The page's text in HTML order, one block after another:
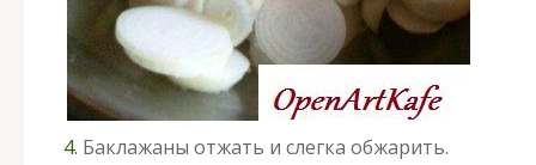
4. Баклажаны отжать и слегка обжарить.